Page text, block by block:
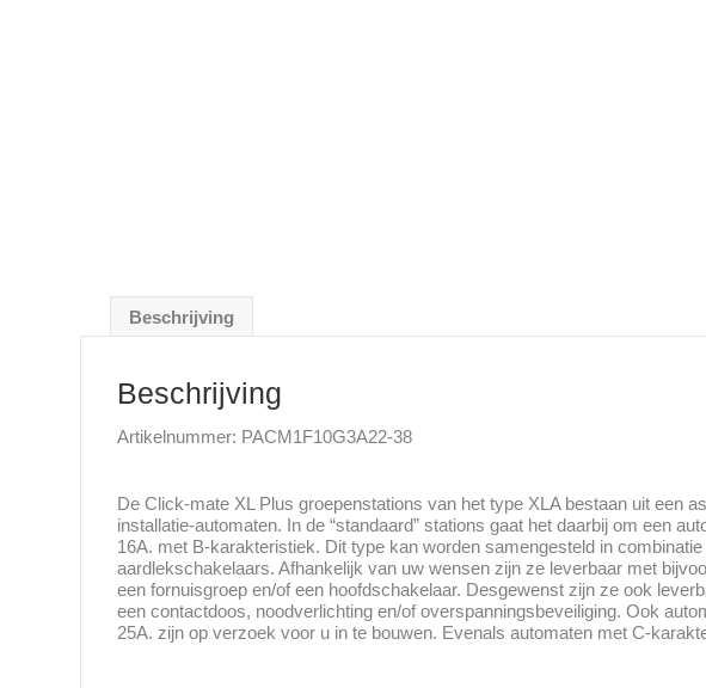
Beschrijving
Beschrijving
Artikelnummer: PACM1F10G3A22-38
De Click-mate XL Plus groepenstations van het type XLA bestaan uit een
installatie-automaten. In de “standaard” stations gaat het daarbij om een
16A. met B-karakteristiek. Dit type kan worden samengesteld in
aardlekschakelaars. Afhankelijk van uw wensen zijn ze leverbaar met
een fornuisgroep en/of een hoofdschakelaar. Desgewenst zijn ze ook
een contactdoos, noodverlichting en/of overspanningsbeveiliging. Ook
25A. zijn op verzoek voor u in te bouwen. Evenals automaten met C-